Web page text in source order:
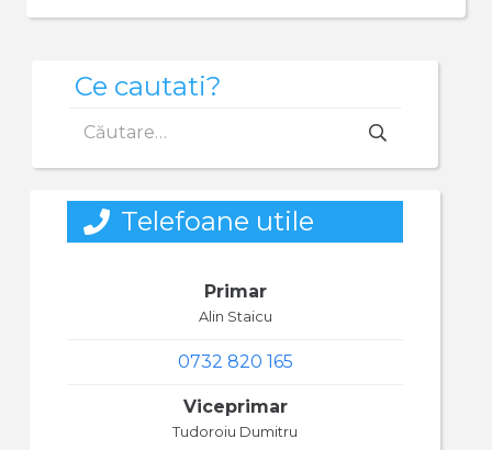
Ce cautati?
după:
Telefoane utile
Primar
Alin Staicu
0732 820 165
Viceprimar
Tudoroiu Dumitru